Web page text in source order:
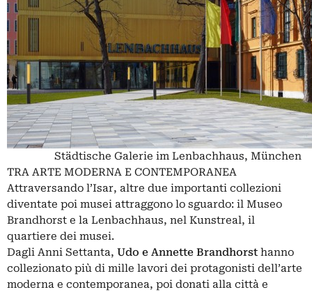
Städtische Galerie im Lenbachhaus, München
TRA ARTE MODERNA E CONTEMPORANEA
Attraversando l’Isar, altre due importanti collezioni
diventate poi musei attraggono lo sguardo: il Museo
Brandhorst e la Lenbachhaus, nel Kunstreal, il
quartiere dei musei.
Dagli Anni Settanta, Udo e Annette Brandhorst hanno
collezionato più di mille lavori dei protagonisti dell’arte
moderna e contemporanea, poi donati alla città e